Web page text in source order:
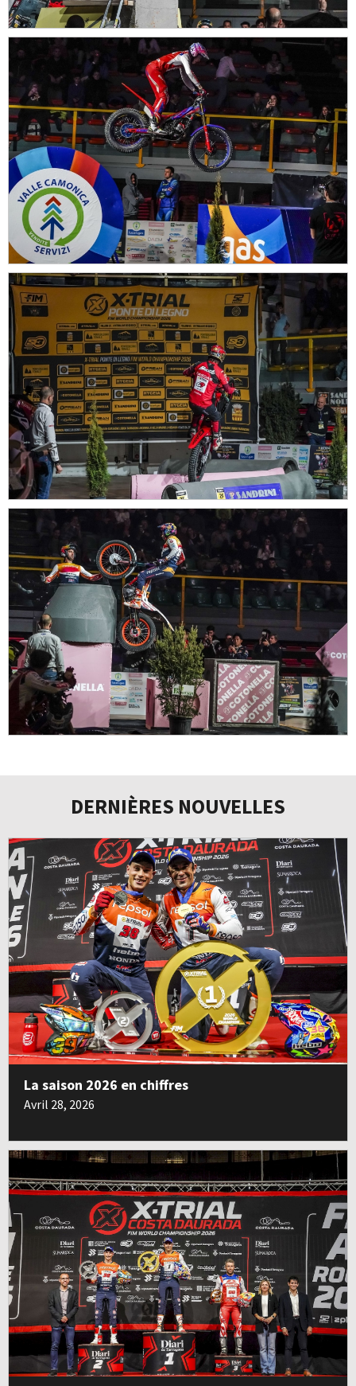
DERNIÈRES NOUVELLES
La saison 2026 en chiffres
Avril 28, 2026